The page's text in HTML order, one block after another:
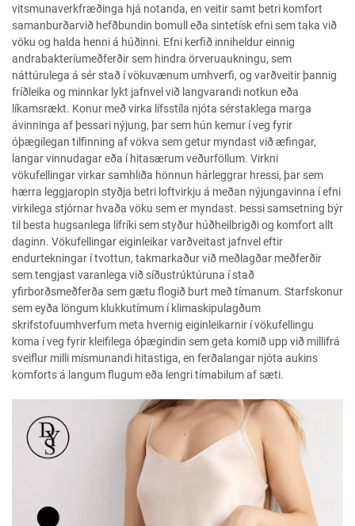
vitsmunaverkfræðinga hjá notanda, en veitir samt betri komfort
samanburðarvið hefðbundin bomull eða sintetísk efni sem taka við
vöku og halda henni á húðinni. Efni kerfið inniheldur einnig
andrabakteríumeðferðir sem hindra örveruaukningu, sem
náttúrulega á sér stað í vökuvænum umhverfi, og varðveitir þannig
fríðleika og minnkar lykt jafnvel við langvarandi notkun eða
líkamsrækt. Konur með virka lífsstíla njóta sérstaklega marga
ávinninga af þessari nýjung, þar sem hún kemur í veg fyrir
óþægilegan tilfinning af vökva sem getur myndast við æfingar,
langar vinnudagar eða í hitasærum veðurföllum. Virkni
vökufellingar virkar samhliða hönnun hárleggrar hressi, þar sem
hærra leggjaropin styðja betri loftvirkju á meðan nýjungavinna í efni
virkilega stjórnar hvaða vöku sem er myndast. Þessi samsetning býr
til besta hugsanlega lífríki sem styður húðheilbrigði og komfort allt
daginn. Vökufellingar eiginleikar varðveitast jafnvel eftir
endurtekningar í tvottun, takmarkaður við meðlagðar meðferðir
sem tengjast varanlega við síðustrúktúruna í stað
yfirborðsmeðferða sem gætu flogið burt með tímanum. Starfskonur
sem eyða löngum klukkutímum í klimaskipulagðum
skrifstofuumhverfum meta hvernig eiginleikarnir í vökufellingu
koma í veg fyrir kleifilega óþægindin sem geta komið upp við millifrá
sveiflur milli mismunandi hitastiga, en ferðalangar njóta aukins
komforts á langum flugum eða lengri tímabilum af sæti.